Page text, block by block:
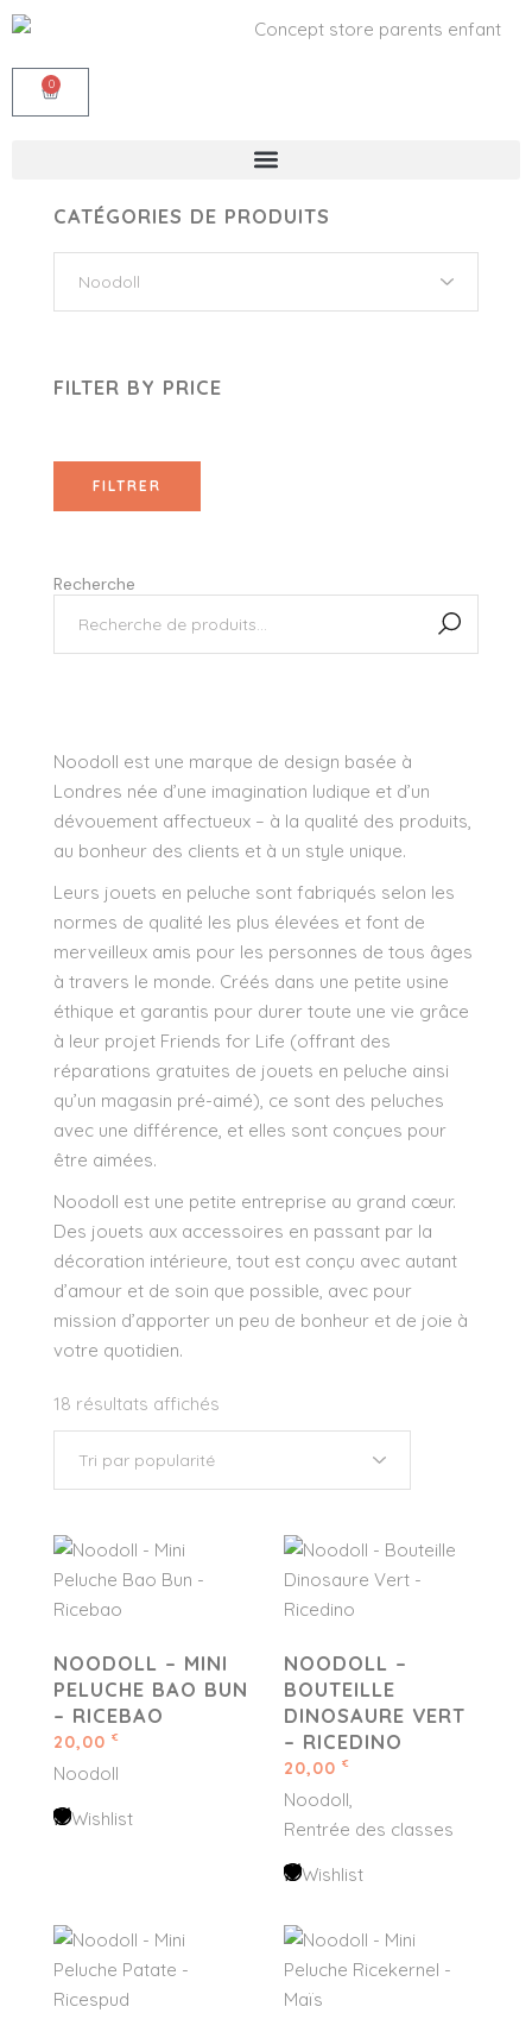
0
Noodoll est une marque de design basée à
Londres née d’une imagination ludique et d’un
dévouement affectueux – à la qualité des produits,
au bonheur des clients et à un style unique.
Leurs jouets en peluche sont fabriqués selon les
normes de qualité les plus élevées et font de
merveilleux amis pour les personnes de tous âges
à travers le monde. Créés dans une petite usine
éthique et garantis pour durer toute une vie grâce
à leur projet Friends for Life (offrant des
réparations gratuites de jouets en peluche ainsi
qu’un magasin pré-aimé), ce sont des peluches
avec une différence, et elles sont conçues pour
être aimées.
Noodoll est une petite entreprise au grand cœur.
Des jouets aux accessoires en passant par la
décoration intérieure, tout est conçu avec autant
d’amour et de soin que possible, avec pour
mission d’apporter un peu de bonheur et de joie à
votre quotidien.
18 résultats affichés
NOODOLL – MINI
PELUCHE BAO BUN
– RICEBAO
20,00 €
Noodoll
Wishlist
NOODOLL –
BOUTEILLE
DINOSAURE VERT
– RICEDINO
20,00 €
Noodoll
Rentrée des classes
Wishlist
CATÉGORIES DE PRODUITS
FILTER BY PRICE
FILTRER
Recherche